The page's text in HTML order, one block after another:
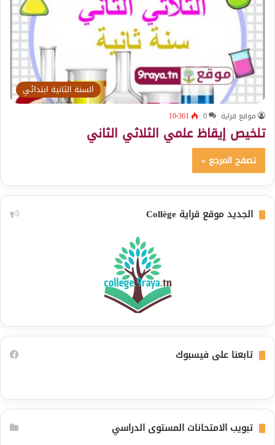
السنة الثانية ابتدائي
موقع قراية 0 10٬361
تلخيص إيقاظ علمي الثلاثي الثاني
تصفح المرجع »
الجديد موقع قراية Collège
تابعنا على فيسبوك
تبويب الامتحانات المستوى الدراسي